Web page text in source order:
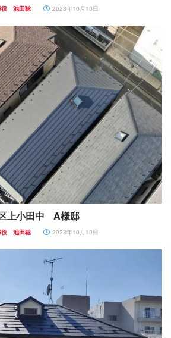
役 池田聡 2023年10月10日
上小田中 A様邸
役 池田聡 2023年10月10日